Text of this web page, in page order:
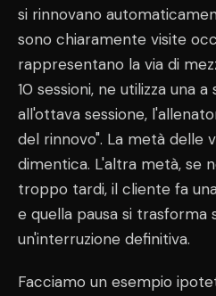
si rinnovano
sono chiaramente visite
rappresentano la via di
10 sessioni, ne utilizza una
all'ottava sessione,
del rinnovo". La metà delle
dimentica. L'altra metà, se
troppo tardi, il cliente fa
e quella pausa si trasforma
un'interruzione definitiva.
Facciamo un esempio